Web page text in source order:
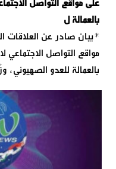
على مواقع التواصل
بالعمالة ل
*بيان صادر عن العلاقات
مواقع التواصل
بالعمالة للعدو الصهيوني،